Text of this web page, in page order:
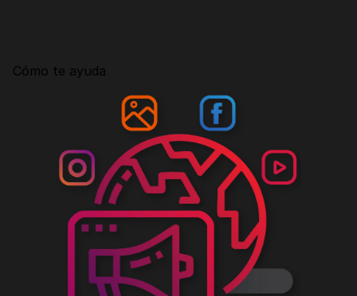
Google Ads
Facebook Ads
Desarrollo Web
Automatización
Email marketing
Cómo te ayuda